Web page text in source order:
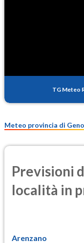
PM25
TG Meteo
Meteo provincia di
Previsioni
località in
Arenzano